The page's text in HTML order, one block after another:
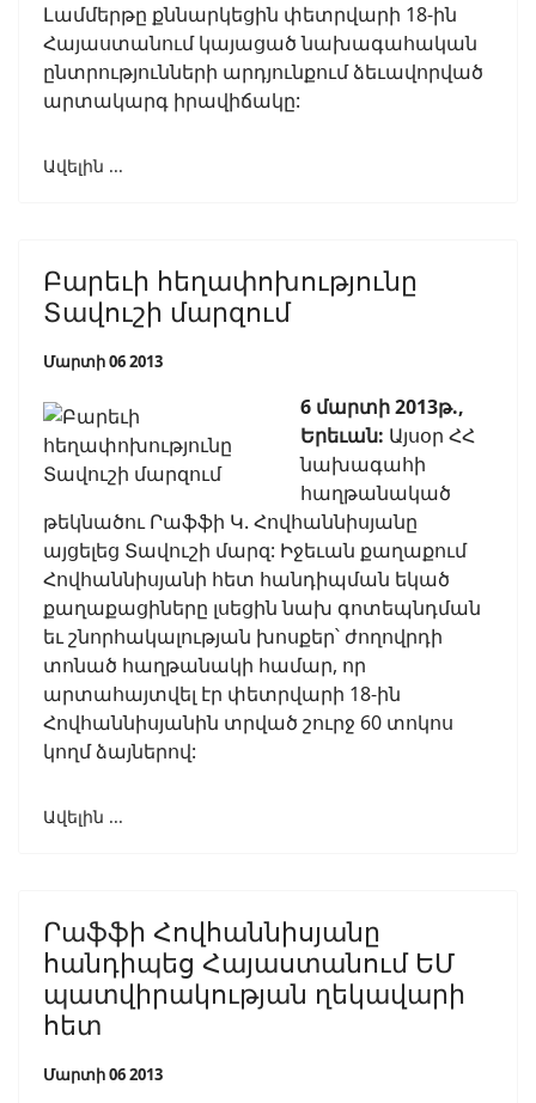
Լամմերթը քննարկեցին փետրվարի 18-ին
Հայաստանում կայացած նախագահական
ընտրությունների արդյունքում ձեւավորված
արտակարգ իրավիճակը:
Ավելին ...
Բարեւի հեղափոխությունը
Տավուշի մարզում
Մարտի 06 2013
6 մարտի 2013թ.,
Երեւան: Այսօր ՀՀ
նախագահի
հաղթանակած
թեկնածու Րաֆֆի Կ. Հովհաննիսյանը
այցելեց Տավուշի մարզ: Իջեւան քաղաքում
Հովհաննիսյանի հետ հանդիպման եկած
քաղաքացիները լսեցին նախ գոտեպնդման
եւ շնորհակալության խոսքեր՝ ժողովրդի
տոնած հաղթանակի համար, որ
արտահայտվել էր փետրվարի 18-ին
Հովհաննիսյանին տրված շուրջ 60 տոկոս
կողմ ձայներով:
Ավելին ...
Րաֆֆի Հովհաննիսյանը
հանդիպեց Հայաստանում ԵՄ
պատվիրակության ղեկավարի
հետ
Մարտի 06 2013